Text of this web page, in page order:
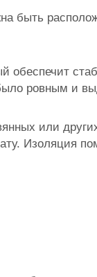
быть
обеспечит
ровным и
или
Изоляция